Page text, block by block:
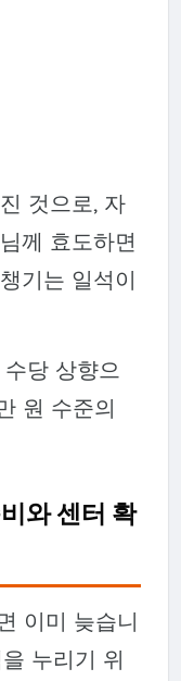
것으로, 자
께 효도하면
기는 일석이
당 상향으
원 수준의
와 센터 확
이미 늦습니
누리기 위